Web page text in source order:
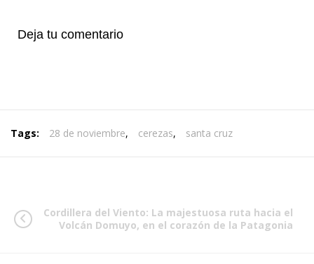
Deja tu comentario
Tags: 28 de noviembre, cerezas, santa cruz
Cordillera del Viento: La majestuosa ruta hacia el
Volcán Domuyo, en el corazón de la Patagonia